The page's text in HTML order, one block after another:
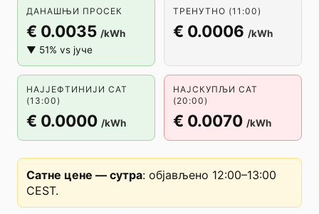
ДАНАШЊИ ПРОСЕК
€ 0.0035 /kWh
▼ 51% vs јуче
ТРЕНУТНО (11:00)
€ 0.0006 /kWh
НАЈЈЕФТИНИЈИ САТ
(13:00)
€ 0.0000 /kWh
НАЈСКУПЉИ САТ
(20:00)
€ 0.0070 /kWh
Сатне цене — сутра: објављено 12:00–13:00
CEST.